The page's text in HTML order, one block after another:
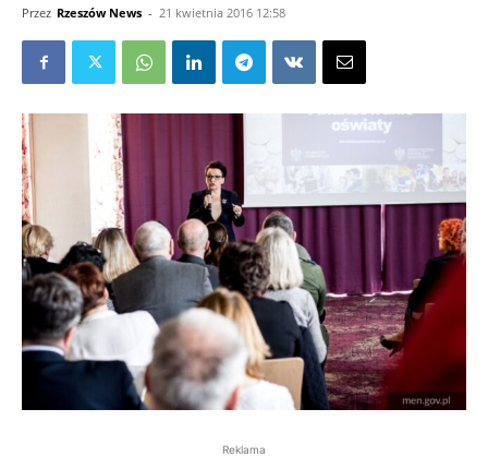
Przez Rzeszów News - 21 kwietnia 2016 12:58
Reklama